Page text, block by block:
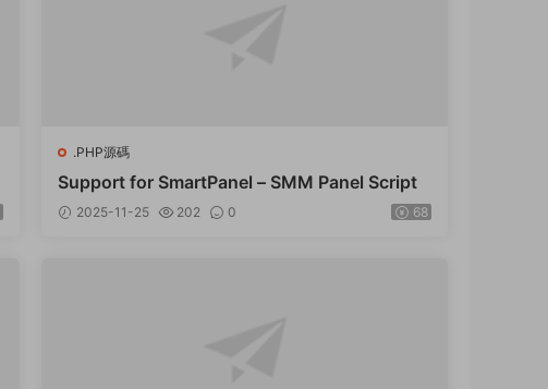
.PHP源碼
Support for SmartPanel – SMM Panel Script
2025-11-25 202 0 68